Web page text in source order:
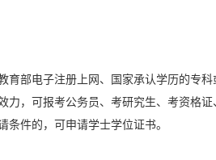
育部电子注册上网、国家承认学历的专科
力，可报考公务员、考研究生、考资格证
件的，可申请学士学位证书。